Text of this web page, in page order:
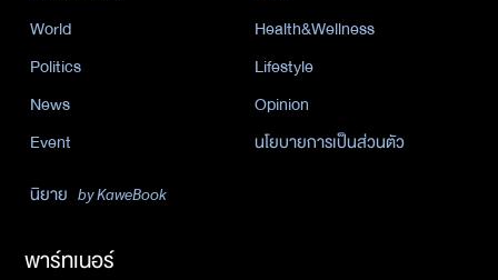
World
Health&Wellness
Politics
Lifestyle
News
Opinion
Event
นโยบายการเป็นส่วนตัว
นิยาย by KaweBook
พาร์ทเนอร์